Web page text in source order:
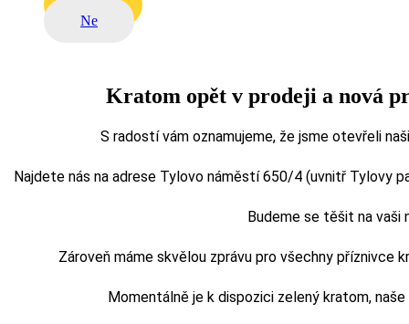
Ne
Kratom opět v prodeji a nová
S radostí vám oznamujeme, že jsme otevřeli
Najdete nás na adrese Tylovo náměstí 650/4 (uvnitř Tylovy
Budeme se těšit na vaši
Zároveň máme skvělou zprávu pro všechny příznivce
Momentálně je k dispozici zelený kratom,